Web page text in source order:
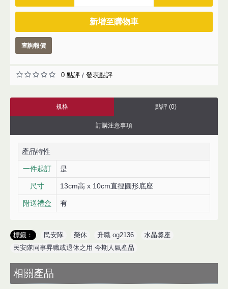
新增至購物車
查詢報價
0 點評 / 發表點評
規格 點評 (0)
訂購注意事項
產品特性
一件起訂 是
尺寸 13cm高 x 10cm直徑圓形底座
附送禮盒 有
標籤： 民安隊 榮休 升職 og2136 水晶獎座
民安隊同事昇職或退休之用 今期人氣產品
相關產品